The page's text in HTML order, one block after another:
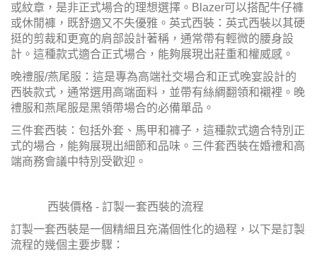
或紋章，是非正式場合的理想選擇。Blazer可以搭配牛仔褲
或休閒褲，既舒適又不失優雅。英式西裝：英式西裝以其硬
挺的剪裁和更寬的肩部設計著稱，通常帶有輕微的腰身設
計。這種款式適合正式場合，能夠展現出莊重和權威感。
晚禮服/燕尾服：這是專為高端社交場合和正式晚宴設計的
西裝款式，通常選用高端面料，並帶有絲綢翻領和襯裡。晚
禮服和燕尾服是黑領帶場合的必備單品。
三件套西裝：包括外套、馬甲和褲子，這種款式適合特別正
式的場合，能夠展現出細節和品味。三件套西裝在婚禮和高
端商務會議中特別受歡迎。
西裝價格 - 訂製一套西裝的流程
訂製一套西裝是一個精細且充滿個性化的過程，以下是訂製
流程的幾個主要步驟：